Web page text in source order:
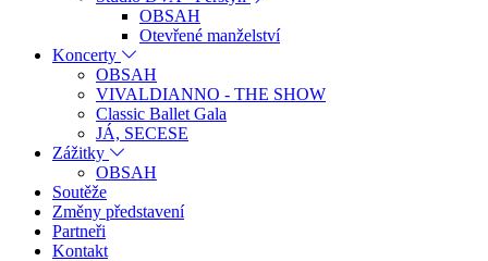
OBSAH
Otevřené manželství
Koncerty
OBSAH
VIVALDIANNO - THE SHOW
Classic Ballet Gala
JÁ, SECESE
Zážitky
OBSAH
Soutěže
Změny představení
Partneři
Kontakt